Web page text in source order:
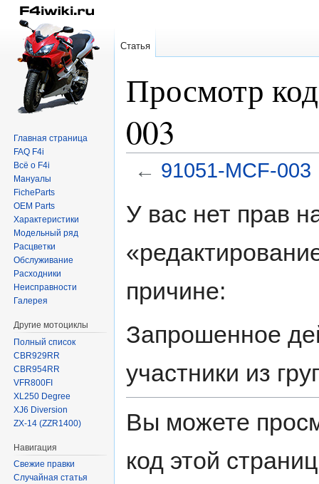
Просмотр
003
← 91051-MCF-003
ккУ вас нет прав
причине:
Запрошенное
участники из
Вы можете
код этой
Статья
Главная страница
FAQ F4i
Всё о F4i
Мануалы
FicheParts
OEM Parts
Характеристики
Модельный ряд
Расцветки
Обслуживание
Расходники
Неисправности
Галерея
Другие мотоциклы
Полный список
CBR929RR
CBR954RR
VFR800FI
XL250 Degree
XJ6 Diversion
ZX-14 (ZZR1400)
Навигация
Свежие правки
Случайная статья